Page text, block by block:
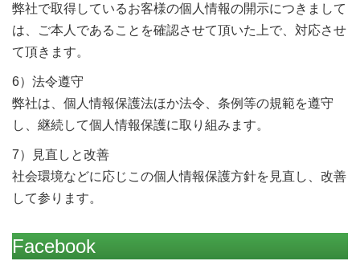
弊社で取得しているお客様の個人情報の開示につきまして
は、ご本人であることを確認させて頂いた上で、対応させ
て頂きます。
6）法令遵守
弊社は、個人情報保護法ほか法令、条例等の規範を遵守
し、継続して個人情報保護に取り組みます。
7）見直しと改善
社会環境などに応じこの個人情報保護方針を見直し、改善
して参ります。
Facebook